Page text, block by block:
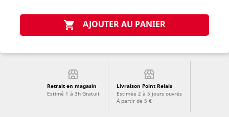
 AJOUTER AU PANIER
Retrait en magasin
Estimé 1 à 3h Gratuit
Livraison Point Relais
Estimée 2 à 5 jours ouvrés
À partir de 5 €